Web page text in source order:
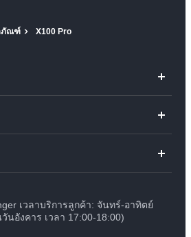
ภัณฑ์ X100 Pro
เวลาบริการลูกค้า: จันทร์-อาทิตย์
นอังคาร เวลา 17:00-18:00)